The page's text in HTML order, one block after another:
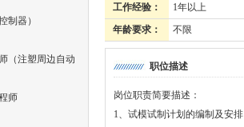
制器）
（注塑周边自动
师
工作经验：
1年以上
年龄要求：
不限
职位描述
岗位职责简要描述：
1、试模试制计划的编制及安